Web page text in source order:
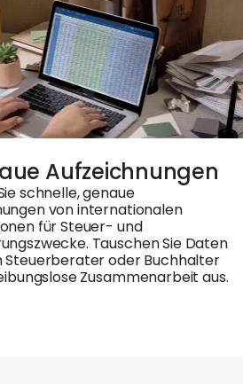
Aufzeichnungen
schnelle, genaue
von internationalen
für Steuer- und
Tauschen Sie Daten
Steuerberater oder Buchhalter
Zusammenarbeit aus.